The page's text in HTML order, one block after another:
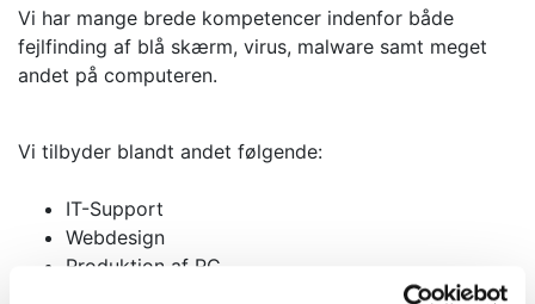
Vi har mange brede kompetencer indenfor både
fejlfinding af blå skærm, virus, malware samt meget
andet på computeren.
Vi tilbyder blandt andet følgende:
IT-Support
Webdesign
Produktion af PC